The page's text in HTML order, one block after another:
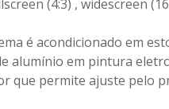
(4:3) , widescreen
é acondicionado em
alumínio em pintura
que permite ajuste pelo